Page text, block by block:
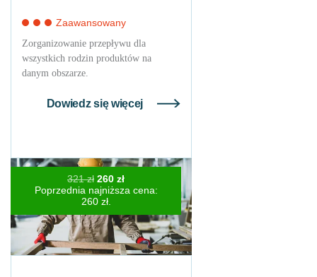
Zaawansowany
Zorganizowanie przepływu dla
wszystkich rodzin produktów na
danym obszarze.
Dowiedz się więcej
321zł Pierwotna
cena
wynosiła:
321 zł.
260 złAktualna
cena
260 zł.
Poprzednia najniższa cena:
260 zł.